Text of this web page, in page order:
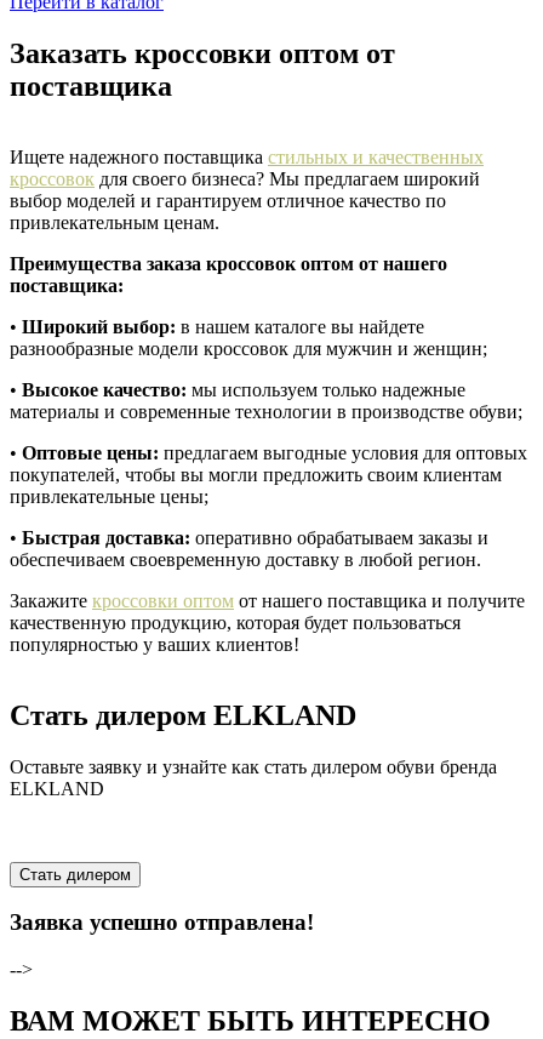
Заказать кроссовки оптом от
поставщика
Ищете надежного поставщика стильных и качественных
кроссовок для своего бизнеса? Мы предлагаем широкий
выбор моделей и гарантируем отличное качество по
привлекательным ценам.
Преимущества заказа кроссовок оптом от нашего
поставщика:
• Широкий выбор: в нашем каталоге вы найдете
разнообразные модели кроссовок для мужчин и женщин;
• Высокое качество: мы используем только надежные
материалы и современные технологии в производстве обуви;
• Оптовые цены: предлагаем выгодные условия для оптовых
покупателей, чтобы вы могли предложить своим клиентам
привлекательные цены;
• Быстрая доставка: оперативно обрабатываем заказы и
обеспечиваем своевременную доставку в любой регион.
Закажите кроссовки оптом от нашего поставщика и получите
качественную продукцию, которая будет пользоваться
популярностью у ваших клиентов!
Стать дилером ELKLAND
Оставьте заявку и узнайте как стать дилером обуви бренда
ELKLAND
Стать дилером
Заявка успешно отправлена!
-->
ВАМ МОЖЕТ БЫТЬ ИНТЕРЕСНО